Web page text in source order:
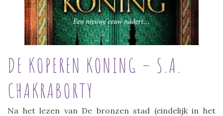
DE KOPEREN KONING – S.A.
CHAKRABORTY
Na het lezen van De bronzen stad (eindelijk in het